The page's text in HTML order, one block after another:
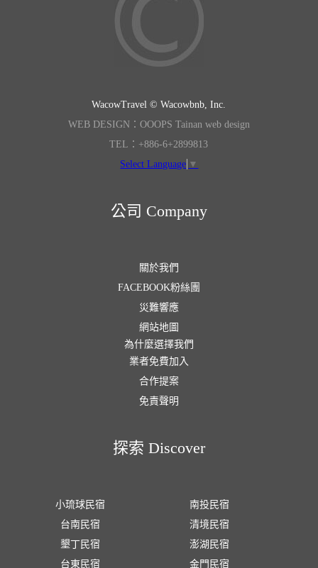
WacowTravel © Wacowbnb, Inc.
WEB DESIGN：OOOPS Tainan web design
TEL：+886-6+2899813
Select Language ▼
公司 Company
關於我們
FACEBOOK粉絲團
災難響應
網站地圖
為什麼選擇我們
業者免費加入
合作提案
免責聲明
探索 Discover
小琉球民宿
台南民宿
墾丁民宿
台東民宿
南投民宿
清境民宿
澎湖民宿
金門民宿